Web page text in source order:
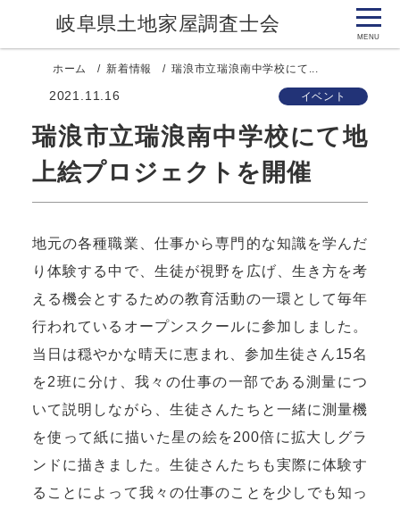
岐阜県土地家屋調査士会
ホーム 新着情報 瑞浪市立瑞浪南中学校にて...
2021.11.16 イベント
瑞浪市立瑞浪南中学校にて地
上絵プロジェクトを開催
地元の各種職業、仕事から専門的な知識を学んだ
り体験する中で、生徒が視野を広げ、生き方を考
える機会とするための教育活動の一環として毎年
行われているオープンスクールに参加しました。
当日は穏やかな晴天に恵まれ、参加生徒さん15名
を2班に分け、我々の仕事の一部である測量につ
いて説明しながら、生徒さんたちと一緒に測量機
を使って紙に描いた星の絵を200倍に拡大しグラ
ンドに描きました。生徒さんたちも実際に体験す
ることによって我々の仕事のことを少しでも知っ